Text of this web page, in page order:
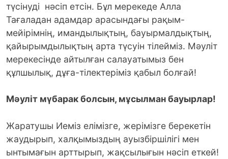
түсінуді нәсіп етсін. Бұл мерекеде Алла
Тағаладан адамдар арасындағы рақым-
мейірімнің, имандылықтың, бауырмалдықтың,
қайырымдылықтың арта түсуін тілейміз. Мәуліт
мерекесінде айтылған салауатымыз бен
құлшылық, дұға-тілектеріміз қабыл болғай!
Мәуліт мүбарак болсын, мұсылман бауырлар!
Жаратушы Иеміз елімізге, жерімізге берекетін
жаудырып, халқымыздың ауызбіршілігі мен
ынтымағын арттырып, жақсылығын нәсіп еткей!